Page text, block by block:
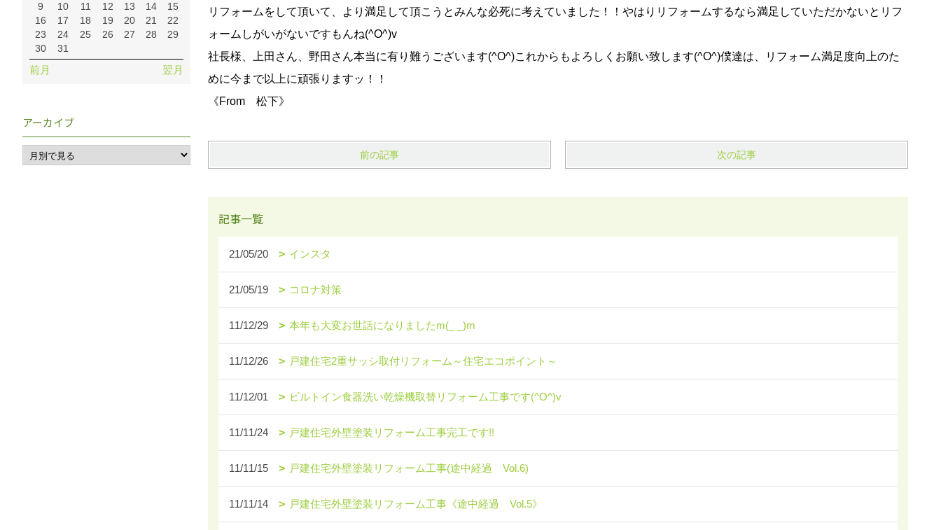
リフォームをして頂いて、より満足して頂こうとみんな必死に考えていました！！やはりリフォームするなら満足していただかないとリフ
ォームしがいがないですもんね(^O^)v
社長様、上田さん、野田さん本当に有り難うございます(^O^)これからもよろしくお願い致します(^O^)僕達は、リフォーム満足度向上のた
めに今まで以上に頑張りますッ！！
《From 松下》
前の記事 次の記事
記事一覧
21/05/20 インスタ
21/05/19 コロナ対策
11/12/29 本年も大変お世話になりましたm(_ _)m
11/12/26 戸建住宅2重サッシ取付リフォーム～住宅エコポイント～
11/12/01 ビルトイン食器洗い乾燥機取替リフォーム工事です(^O^)v
11/11/24 戸建住宅外壁塗装リフォーム工事完工です!!
11/11/15 戸建住宅外壁塗装リフォーム工事(途中経過 Vol.6)
11/11/14 戸建住宅外壁塗装リフォーム工事《途中経過 Vol.5》
9
10 11 12 13 14
15
16
17 18 19 20 21
22
23
24 25 26 27 28
29
30
31
前月 翌月
アーカイブ